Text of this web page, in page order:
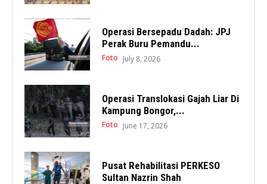
Operasi Bersepadu Dadah: JPJ
Perak Buru Pemandu...
Foto July 8, 2026
Operasi Translokasi Gajah Liar Di
Kampung Bongor,...
Foto June 17, 2026
Pusat Rehabilitasi PERKESO
Sultan Nazrin Shah